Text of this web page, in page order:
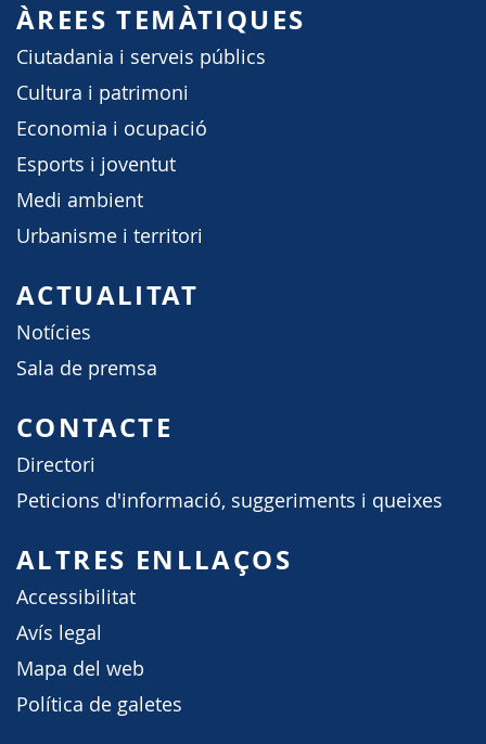
ÀREES TEMÀTIQUES
Ciutadania i serveis públics
Cultura i patrimoni
Economia i ocupació
Esports i joventut
Medi ambient
Urbanisme i territori
ACTUALITAT
Notícies
Sala de premsa
CONTACTE
Directori
Peticions d'informació, suggeriments i queixes
ALTRES ENLLAÇOS
Accessibilitat
Avís legal
Mapa del web
Política de galetes